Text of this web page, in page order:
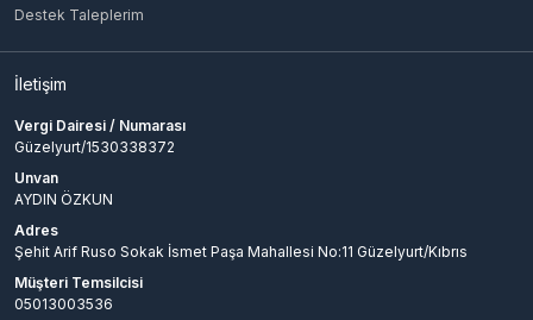
Destek Taleplerim
İletişim
Vergi Dairesi / Numarası
Güzelyurt/1530338372
Unvan
AYDIN ÖZKUN
Adres
Şehit Arif Ruso Sokak İsmet Paşa Mahallesi No:11 Güzelyurt/Kıbrıs
Müşteri Temsilcisi
05013003536